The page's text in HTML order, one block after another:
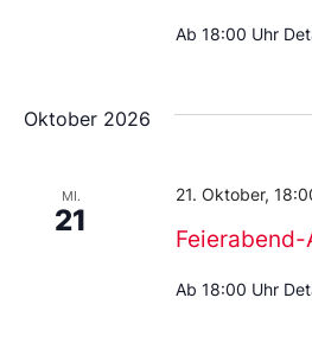
Ab 18:00 Uhr
Oktober 2026
MI.
21
21. Oktober,
Ab 18:00 Uhr